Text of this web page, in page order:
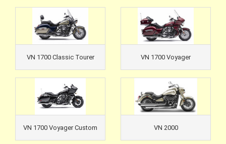
VN 1700 Classic Tourer VN 1700 Voyager
VN 1700 Voyager Custom VN 2000